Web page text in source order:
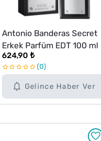
Gelince Haber Ver
Antonio Banderas Secret
Erkek Parfüm EDT 100 ml
624,90 ₺
0